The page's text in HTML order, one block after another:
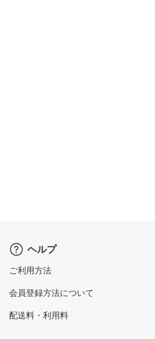
ヘルプ
ご利用方法
会員登録方法について
配送料・利用料